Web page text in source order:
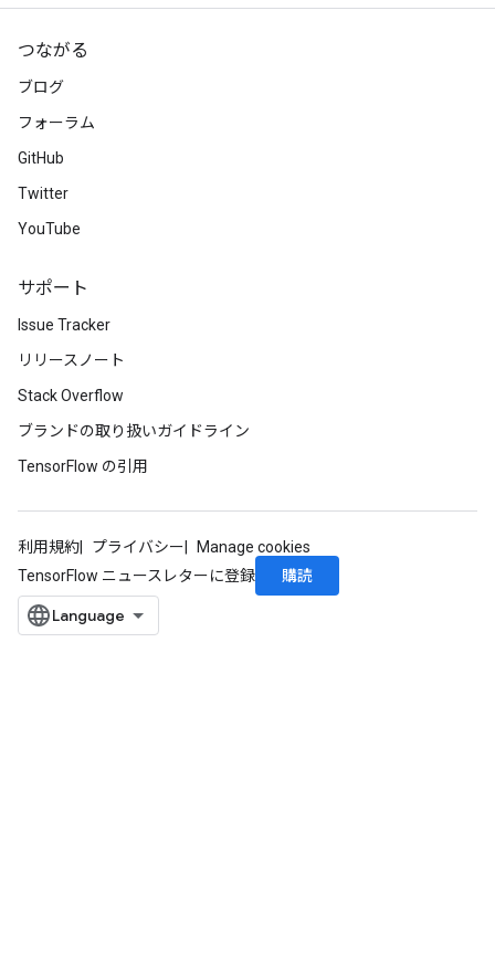
つながる
ブログ
フォーラム
GitHub
Twitter
YouTube
サポート
Issue Tracker
リリースノート
Stack Overflow
ブランドの取り扱いガイドライン
TensorFlow の引用
利用規約 プライバシー
Manage cookies
TensorFlow ニュースレターに登録
購読